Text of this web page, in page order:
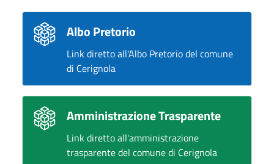
Albo Pretorio
Link diretto all'Albo Pretorio del comune
di Cerignola
Amministrazione Trasparente
Link diretto all'amministrazione
trasparente del comune di Cerignola